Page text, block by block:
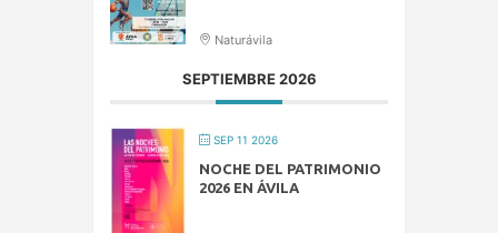
Naturávila
SEPTIEMBRE 2026
SEP 11 2026
NOCHE DEL PATRIMONIO
2026 EN ÁVILA